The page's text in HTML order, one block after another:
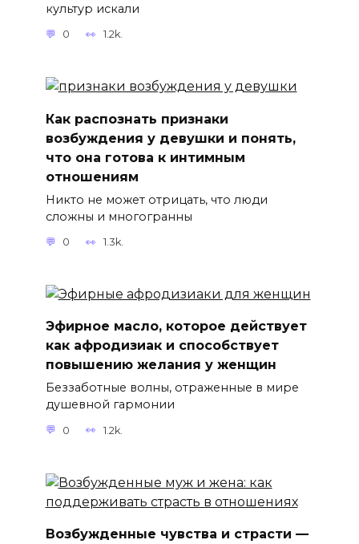
культур искали
0 1.2k.
Как распознать признаки
возбуждения у девушки и понять,
что она готова к интимным
отношениям
Никто не может отрицать, что люди
сложны и многогранны
0 1.3k.
Эфирное масло, которое действует
как афродизиак и способствует
повышению желания у женщин
Беззаботные волны, отраженные в мире
душевной гармонии
0 1.2k.
Возбужденные чувства и страсти —